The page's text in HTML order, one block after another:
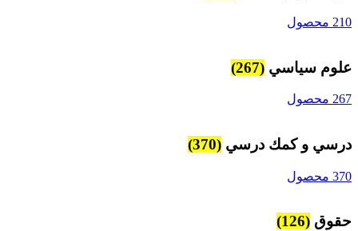
210 محصول
علوم سياسي (267)
267 محصول
درسي و كمك درسي (370)
370 محصول
حقوق (126)